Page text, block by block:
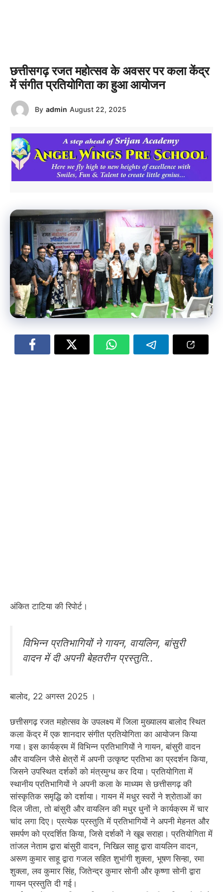
छत्तीसगढ़ रजत महोत्सव के अवसर पर कला केंद्र
में संगीत प्रतियोगिता का हुआ आयोजन
By admin August 22, 2025
अंकित टाटिया की रिपोर्ट।
विभिन्न प्रतिभागियों ने गायन, वायलिन, बांसुरी
वादन में दी अपनी बेहतरीन प्रस्तुति..
बालोद, 22 अगस्त 2025 ।
छत्तीसगढ़ रजत महोत्सव के उपलक्ष्य में जिला मुख्यालय बालोद स्थित
कला केंद्र में एक शानदार संगीत प्रतियोगिता का आयोजन किया
गया। इस कार्यक्रम में विभिन्न प्रतिभागियों ने गायन, बांसुरी वादन
और वायलिन जैसे क्षेत्रों में अपनी उत्कृष्ट प्रतिभा का प्रदर्शन किया,
जिसने उपस्थित दर्शकों को मंत्रमुग्ध कर दिया। प्रतियोगिता में
स्थानीय प्रतिभागियों ने अपनी कला के माध्यम से छत्तीसगढ़ की
सांस्कृतिक समृद्धि को दर्शाया। गायन में मधुर स्वरों ने श्रोताओं का
दिल जीता, तो बांसुरी और वायलिन की मधुर धुनों ने कार्यक्रम में चार
चांद लगा दिए। प्रत्येक प्रस्तुति में प्रतिभागियों ने अपनी मेहनत और
समर्पण को प्रदर्शित किया, जिसे दर्शकों ने खूब सराहा। प्रतियोगिता में
तांजल नेताम द्वारा बांसुरी वादन, निखिल साहू द्वारा वायलिन वादन,
अरूण कुमार साहू द्वारा गजल सहित शुभांगी शुक्ला, भूषण सिन्हा, रमा
शुक्ला, लव कुमार सिंह, जितेन्द्र कुमार सोनी और कृष्णा सोनी द्वारा
गायन प्रस्तुति दी गई।